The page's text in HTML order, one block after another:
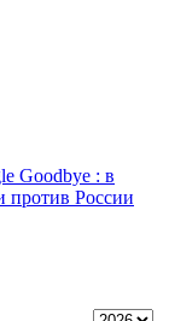
Goodbye : в
против России